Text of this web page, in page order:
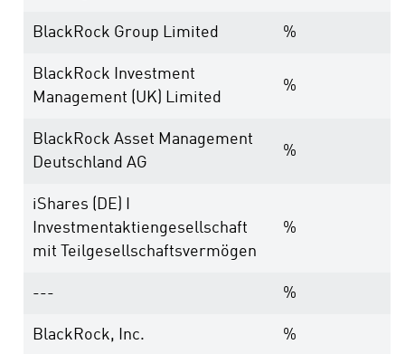
BlackRock Group Limited %
BlackRock Investment
Management (UK) Limited
%
BlackRock Asset Management
Deutschland AG
%
iShares (DE) I
Investmentaktiengesellschaft
mit Teilgesellschaftsvermögen
%
--- %
BlackRock, Inc. %